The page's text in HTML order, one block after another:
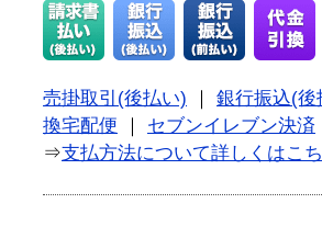
売掛取引(後払い)
銀行振込(後
換宅配便
セブンイレブン決済
⇒支払方法について詳しくはこ